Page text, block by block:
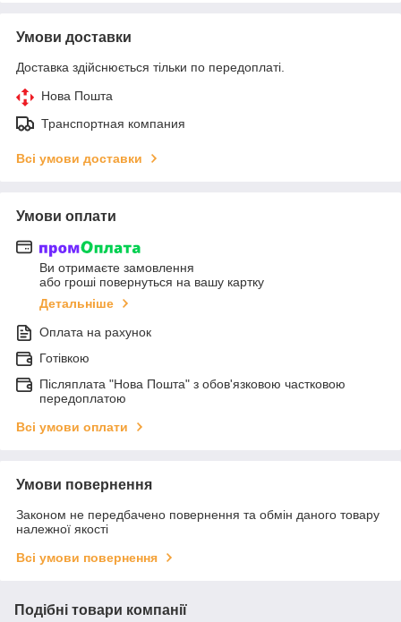
Умови доставки
Доставка здійснюється тільки по передоплаті.
Нова Пошта
Транспортная компания
Всі умови доставки
Умови оплати
Ви отримаєте замовлення
або гроші повернуться на вашу картку
Детальніше
Оплата на рахунок
Готівкою
Післяплата "Нова Пошта" з обов'язковою частковою
передоплатою
Всі умови оплати
Умови повернення
Законом не передбачено повернення та обмін даного товару
належної якості
Всі умови повернення
Подібні товари компанії